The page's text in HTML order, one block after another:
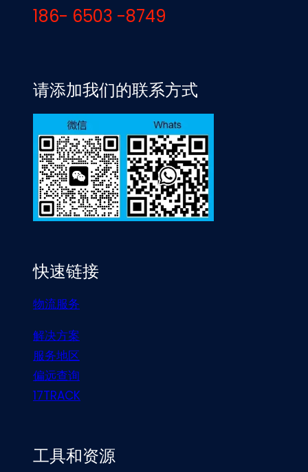
186- 6503 -8749
请添加我们的联系方式
快速链接
物流服务
解决方案
服务地区
偏远查询
17TRACK
工具和资源